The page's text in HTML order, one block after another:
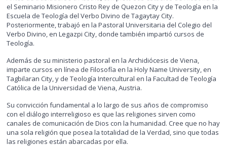
el Seminario Misionero Cristo Rey de Quezon City y de Teología en la
Escuela de Teología del Verbo Divino de Tagaytay City.
Posteriormente, trabajó en la Pastoral Universitaria del Colegio del
Verbo Divino, en Legazpi City, donde también impartió cursos de
Teología.
Además de su ministerio pastoral en la Archidiócesis de Viena,
imparte cursos en línea de Filosofía en la Holy Name University, en
Tagbilaran City, y de Teología Intercultural en la Facultad de Teología
Católica de la Universidad de Viena, Austria.
Su convicción fundamental a lo largo de sus años de compromiso
con el diálogo interreligioso es que las religiones sirven como
canales de comunicación de Dios con la humanidad. Cree que no hay
una sola religión que posea la totalidad de la Verdad, sino que todas
las religiones están abarcadas por ella.